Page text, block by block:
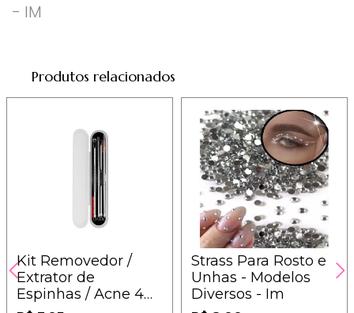
- IM
Produtos relacionados
Kit Removedor /
Extrator de
Espinhas / Acne 4
Strass Para Rosto e
Unhas - Modelos
Diversos - Im